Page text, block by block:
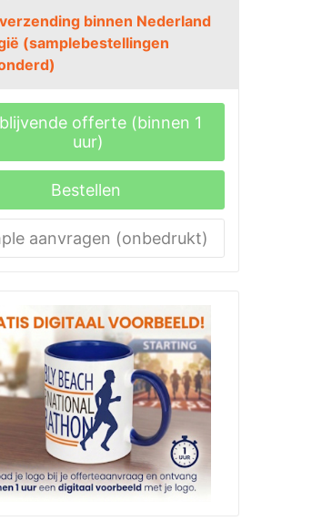
binnen Nederland
(samplebestellingen
offerte (binnen 1
uur)
Bestellen
aanvragen (onbedrukt)